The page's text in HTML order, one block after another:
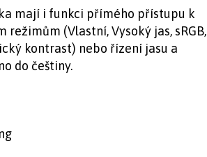
mají i funkci přímého přístupu k
(Vlastní, Vysoký jas, sRGB,
kontrast) nebo řízení jasu a
do češtiny.